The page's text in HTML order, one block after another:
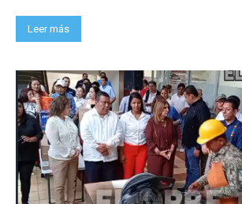
Leer más